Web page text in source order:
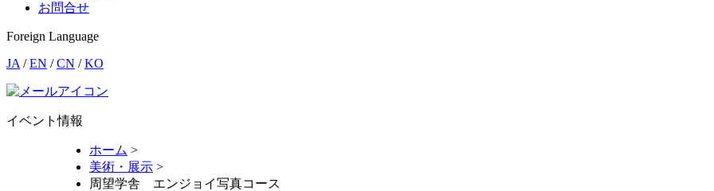
お問合せ
Foreign Language
JA /EN /CN /KO
イベント情報
ホーム >
美術・展示 >
周望学舎 エンジョイ写真コース